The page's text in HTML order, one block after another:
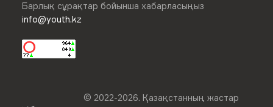
Барлық сұрақтар бойынша хабарласыңыз
info@youth.kz
© 2022-2026.Қазақстанның жастар